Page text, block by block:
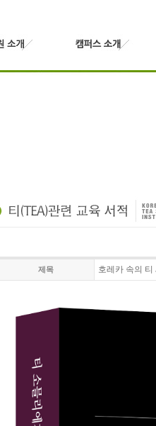
제목 호레카 속의 티